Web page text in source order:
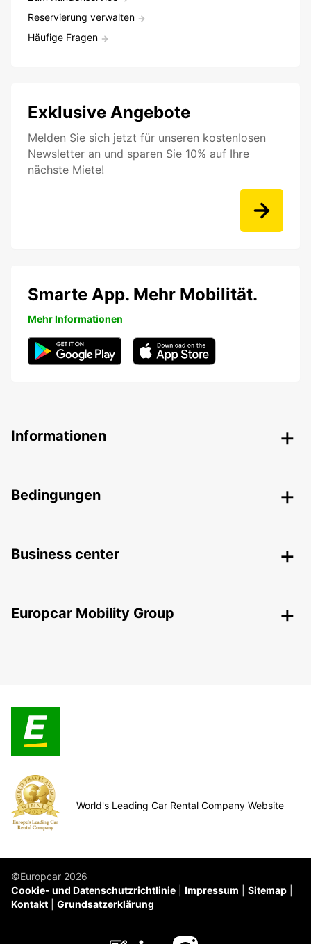
Reservierung verwalten
Häufige Fragen
Exklusive Angebote
Melden Sie sich jetzt für unseren kostenlosen
Newsletter an und sparen Sie 10% auf Ihre
nächste Miete!
Smarte App. Mehr Mobilität.
Mehr Informationen
Informationen
Bedingungen
Business center
Europcar Mobility Group
World's Leading Car Rental Company Website
©Europcar 2026
Cookie- und Datenschutzrichtlinie
Impressum
Sitemap
Kontakt
Grundsatzerklärung